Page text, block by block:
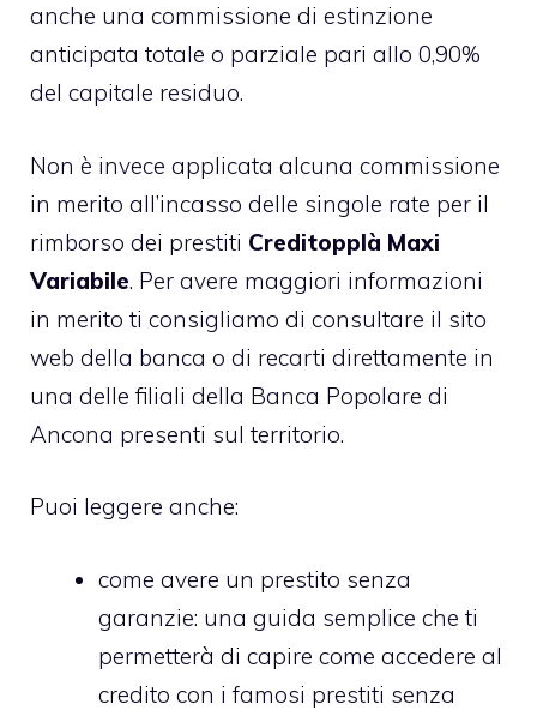
anche una commissione di estinzione
anticipata totale o parziale pari allo 0,90%
del capitale residuo.
Non è invece applicata alcuna commissione
in merito all’incasso delle singole rate per il
rimborso dei prestiti Creditopplà Maxi
Variabile. Per avere maggiori informazioni
in merito ti consigliamo di consultare il sito
web della banca o di recarti direttamente in
una delle filiali della Banca Popolare di
Ancona presenti sul territorio.
Puoi leggere anche:
come avere un prestito senza
garanzie: una guida semplice che ti
permetterà di capire come accedere al
credito con i famosi prestiti senza